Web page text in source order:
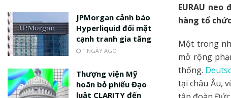
EURAU
hàng tổ
Một trong
mở rộng
thống.
tại châu Âu,
JPMorgan cảnh báo
Hyperliquid đối mặt
cạnh tranh gia tăng
1 NGÀY AGO
Thượng viện Mỹ
hoãn bỏ phiếu Đạo
luật CLARITY đến